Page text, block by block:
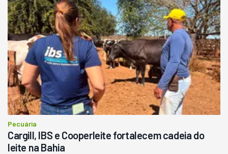
Pecuária
Cargill, IBS e Cooperleite fortalecem cadeia do
leite na Bahia